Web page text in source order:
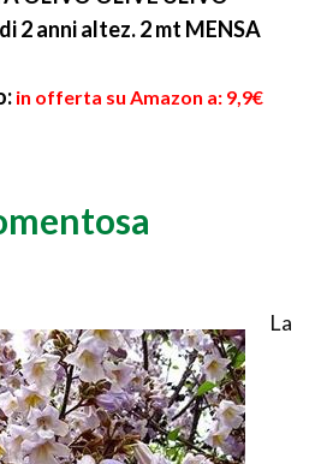
2 anni altez. 2 mt MENSA
in offerta su Amazon a: 9,9€
La